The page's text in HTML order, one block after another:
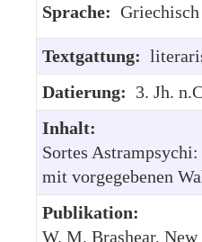
Sprache: Griechisch
Textgattung:
Datierung: 3. Jh.
Inhalt:
Sortes
mit vorgegebenen
Publikation:
W. M. Brashear,